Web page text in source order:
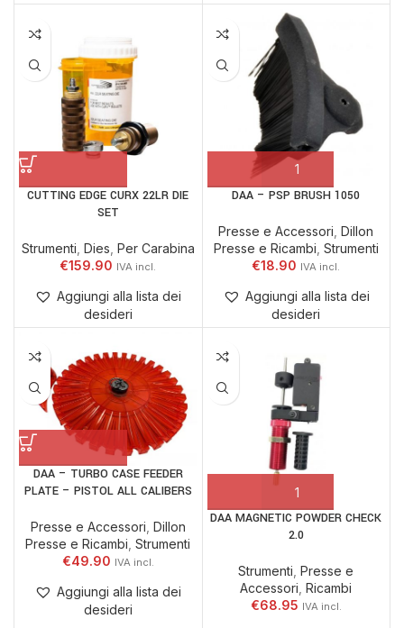
CUTTING EDGE CURX 22LR DIE
SET
Strumenti Dies Per Carabina
€159.90
Aggiungi alla lista dei
desideri
DAA – PSP BRUSH 1050
Presse e Accessori ,Dillon
Presse e Ricambi Strumenti
€18.90
Aggiungi alla lista dei
desideri
DAA – TURBO CASE FEEDER
PLATE – PISTOL ALL CALIBERS
Presse e Accessori Dillon
Presse e Ricambi ,Strumenti
€49.90
Aggiungi alla lista dei
desideri
DAA MAGNETIC POWDER CHECK
2.0
Strumenti ,Presse e
Accessori ,Ricambi
€68.95